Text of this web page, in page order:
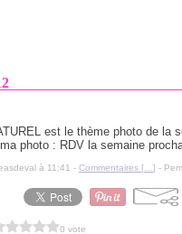
est le thème photo de la
photo : RDV la semaine
à 11:41 - Commentaires [ ] -
0 vote